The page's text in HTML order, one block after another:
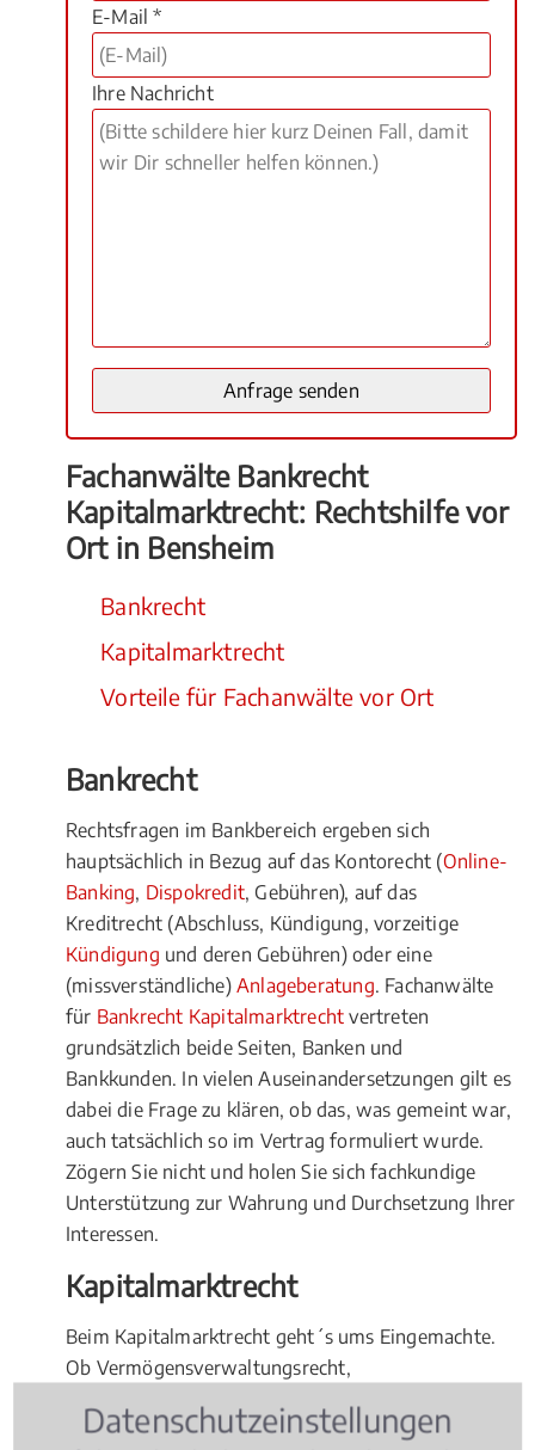
E-Mail *
Ihre Nachricht
Fachanwälte Bankrecht
Kapitalmarktrecht: Rechtshilfe vor
Ort in Bensheim
Bankrecht
Kapitalmarktrecht
Vorteile für Fachanwälte vor Ort
Bankrecht
Rechtsfragen im Bankbereich ergeben sich
hauptsächlich in Bezug auf das Kontorecht (Online-
Banking, Dispokredit, Gebühren), auf das
Kreditrecht (Abschluss, Kündigung, vorzeitige
Kündigung und deren Gebühren) oder eine
(missverständliche) Anlageberatung. Fachanwälte
für Bankrecht Kapitalmarktrecht vertreten
grundsätzlich beide Seiten, Banken und
Bankkunden. In vielen Auseinandersetzungen gilt es
dabei die Frage zu klären, ob das, was gemeint war,
auch tatsächlich so im Vertrag formuliert wurde.
Zögern Sie nicht und holen Sie sich fachkundige
Unterstützung zur Wahrung und Durchsetzung Ihrer
Interessen.
Kapitalmarktrecht
Beim Kapitalmarktrecht geht´s ums Eingemachte.
Ob Vermögensverwaltungsrecht,
Emissionsgeschäfte, das Pfandbriefgeschäft oder
Datenschutzeinstellungen